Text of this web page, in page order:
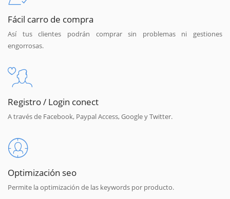
Fácil carro de compra
Así tus clientes podrán comprar sin problemas ni gestiones
engorrosas.
Registro / Login conect
A través de Facebook, Paypal Access, Google y Twitter.
Optimización seo
Permite la optimización de las keywords por producto.